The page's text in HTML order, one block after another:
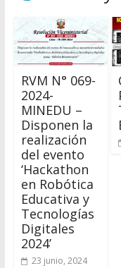
RVM N° 069-
2024-
MINEDU –
Disponen la
realización
del evento
‘Hackathon
en Robótica
Educativa y
Tecnologías
Digitales
2024’
23 junio, 2024